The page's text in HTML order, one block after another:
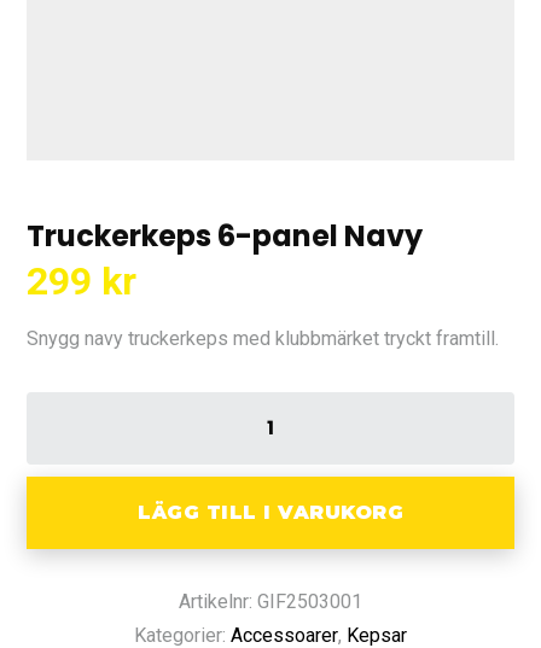
Truckerkeps 6-panel Navy
299 kr
Snygg navy truckerkeps med klubbmärket tryckt framtill.
LÄGG TILL I VARUKORG
Artikelnr: GIF2503001
Kategorier: Accessoarer, Kepsar